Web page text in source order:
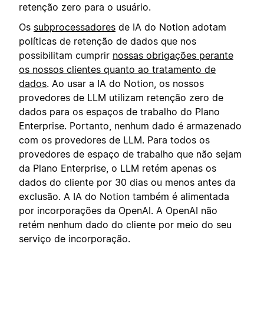
retenção zero para o usuário.
Os subprocessadores de IA do Notion adotam
políticas de retenção de dados que nos
possibilitam cumprir nossas obrigações perante
os nossos clientes quanto ao tratamento de
dados. Ao usar a IA do Notion, os nossos
provedores de LLM utilizam retenção zero de
dados para os espaços de trabalho do Plano
Enterprise. Portanto, nenhum dado é armazenado
com os provedores de LLM. Para todos os
provedores de espaço de trabalho que não sejam
da Plano Enterprise, o LLM retém apenas os
dados do cliente por 30 dias ou menos antes da
exclusão. A IA do Notion também é alimentada
por incorporações da OpenAI. A OpenAI não
retém nenhum dado do cliente por meio do seu
serviço de incorporação.